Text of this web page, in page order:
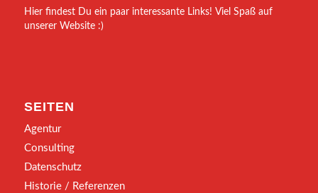
Hier findest Du ein paar interessante Links! Viel Spaß auf
unserer Website :)
SEITEN
Agentur
Consulting
Datenschutz
Historie / Referenzen